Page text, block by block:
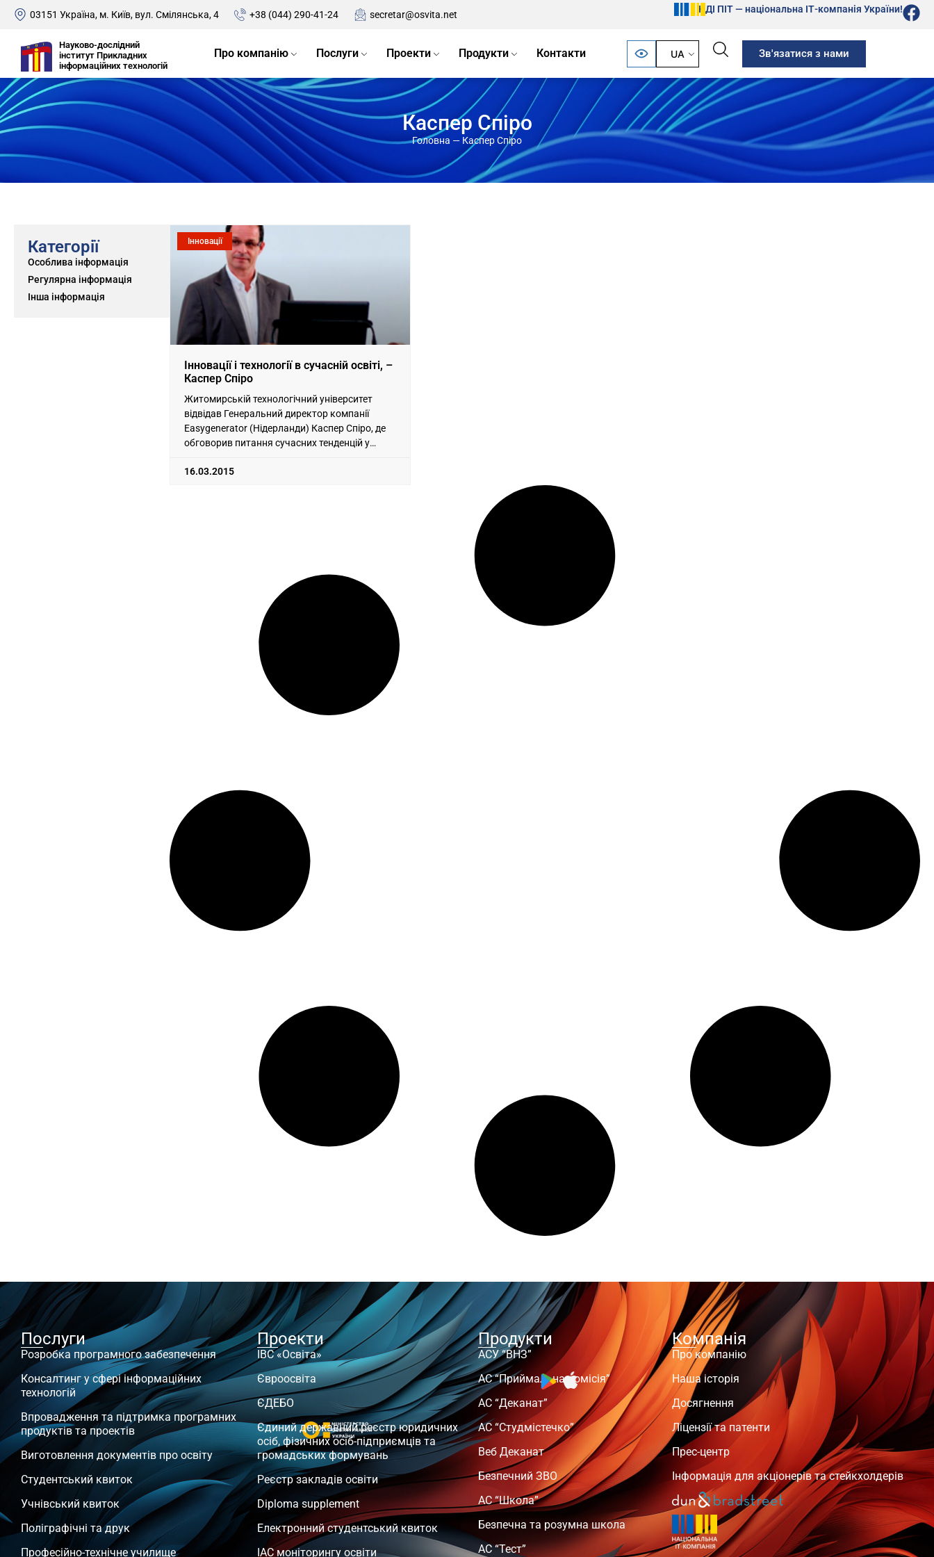
03151 Україна, м. Київ, вул. Смілянська, 4 +38 (044) 290-41-24 secretar@osvita.net
НДІ ПІТ — національна ІТ-компанія України!
Науково-дослідний
інститут Прикладних
інформаційних технологій
Про компанію Послуги Проекти Продукти Контакти UA Зв'язатися з нами
Каспер Спіро
Головна — Каспер Спіро
Категорії
Особлива інформація
Регулярна інформація
Інша інформація
Інновації
Інновації і технології в сучасній освіті, –
Каспер Спіро
Житомирській технологічний університет
відвідав Генеральний директор компанії
Easygenerator (Нідерланди) Каспер Спіро, де
обговорив питання сучасних тенденцій у
студентами вишу, місцевими
16.03.2015
Послуги
Розробка програмного забезпечення
Консалтинг у сфері інформаційних
технологій
Впровадження та підтримка програмних
продуктів та проектів
Виготовлення документів про освіту
Студентський квиток
Учнівський квиток
Поліграфічні та друк
Професійно-технічне училище
Проекти
ІВС «Освіта»
Євроосвіта
ЄДЕБО
Єдиний державний реєстр юридичних
осіб, фізичних осіб-підприємців та
громадських формувань
Реєстр закладів освіти
Diploma supplement
Електронний студентський квиток
ІАС моніторингу освіти
Продукти
АСУ “ВНЗ”
АС “Приймальна комісія”
АС “Деканат”
АС “Студмістечко”
Веб Деканат
Безпечний ЗВО
АС “Школа”
Безпечна та розумна школа
АС “Тест”
Компанія
Про компанію
Наша історія
Досягнення
Ліцензії та патенти
Прес-центр
Інформація для акціонерів та стейкхолдерів